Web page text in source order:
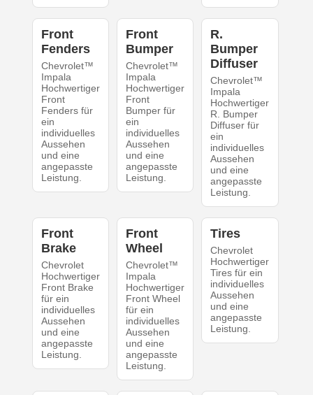
Front
Fenders
Chevrolet™
Impala
Hochwertiger
Front
Fenders für
ein
individuelles
Aussehen
und eine
angepasste
Leistung.
Front
Bumper
Chevrolet™
Impala
Hochwertiger
Front
Bumper für
ein
individuelles
Aussehen
und eine
angepasste
Leistung.
R.
Bumper
Diffuser
Chevrolet™
Impala
Hochwertiger
R. Bumper
Diffuser für
ein
individuelles
Aussehen
und eine
angepasste
Leistung.
Front
Brake
Chevrolet
Hochwertiger
Front Brake
für ein
individuelles
Aussehen
und eine
angepasste
Leistung.
Front
Wheel
Chevrolet™
Impala
Hochwertiger
Front Wheel
für ein
individuelles
Aussehen
und eine
angepasste
Leistung.
Tires
Chevrolet
Hochwertiger
Tires für ein
individuelles
Aussehen
und eine
angepasste
Leistung.